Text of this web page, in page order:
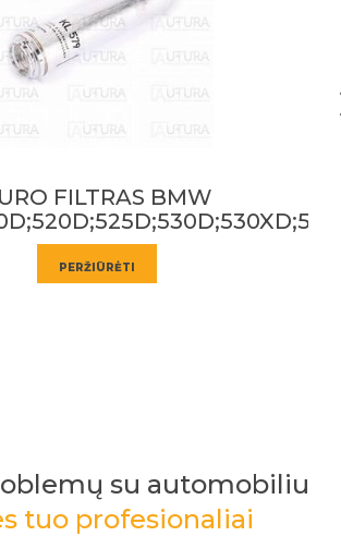
FILTRAS Opel Mokka
PERŽIŪRĖTI
su automobiliu
tuo profesionaliai